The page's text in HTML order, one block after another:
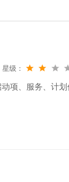
星级：
项、服务、计划